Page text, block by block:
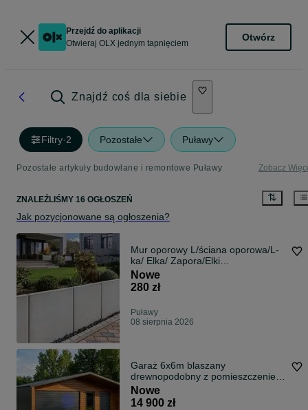
Przejdź do aplikacji
Otwieraj OLX jednym tapnięciem
Otwórz
Znajdź coś dla siebie
Filtry·2 Pozostałe Puławy
Pozostałe artykuły budowlane i remontowe Puławy Zobacz
ZNALEŹLIŚMY 16 OGŁOSZEŃ
Jak pozycjonowane są ogłoszenia?
Mur oporowy L/ściana oporowa/L-
ka/ Elka/ Zapora/Elki
oporowe/Murek
Nowe
280 zł
Puławy
08 sierpnia 2026
Garaż 6x6m blaszany
drewnopodobny z pomieszczeniem
gospodarczym na rąbek akrylowy
grafit schowek budowa garaz
Nowe
14 900 zł